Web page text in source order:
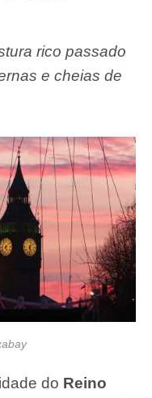
rico passado
e cheias de
do Reino